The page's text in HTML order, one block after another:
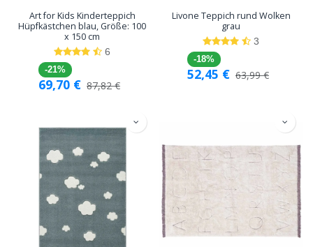
Art for Kids Kinderteppich
Hüpfkästchen blau, Größe: 100
x 150 cm
6
-21%
69,70 € 87,82€
Livone Teppich rund Wolken
grau
3
-18%
52,45 € 63,99€